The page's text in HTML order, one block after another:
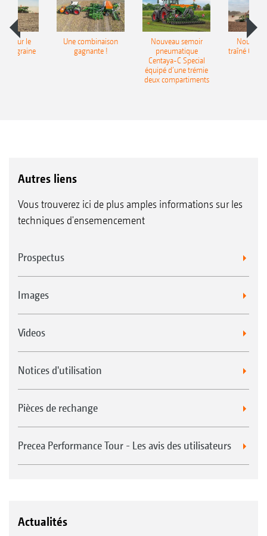
pour le
Une combinaison
gagnante !
Nouveau semoir
pneumatique
Centaya-C Special
équipé d’une trémie
deux compartiments
traîné
Autres liens
Vous trouverez ici de plus amples informations sur les
techniques d'ensemencement
Prospectus
Images
Videos
Notices d'utilisation
Pièces de rechange
Precea Performance Tour - Les avis des utilisateurs
Actualités